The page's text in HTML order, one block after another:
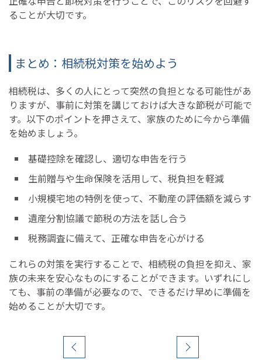
ることが大切です。
まとめ：相続税対策を始めよう
相続税は、多くの人にとって突然の負担となる可能性があ
りますが、事前に対策を講じておけば大きな節税が可能で
す。以下のポイントを押さえて、家族のために今から準備
を始めましょう。
基礎控除を確認し、適切な申告を行う
生前贈与や生命保険を活用して、税負担を軽減
小規模宅地の特例を使って、不動産の評価額を減らす
遺産分割協議で節税の方法を話し合う
税務調査に備えて、正確な申告を心がける
これらの対策を実行することで、相続税の負担を抑え、家
族の未来を安心なものにすることができます。いずれにし
ても、事前の準備が必要なので、できるだけ早めに準備を
始めることが大切です。